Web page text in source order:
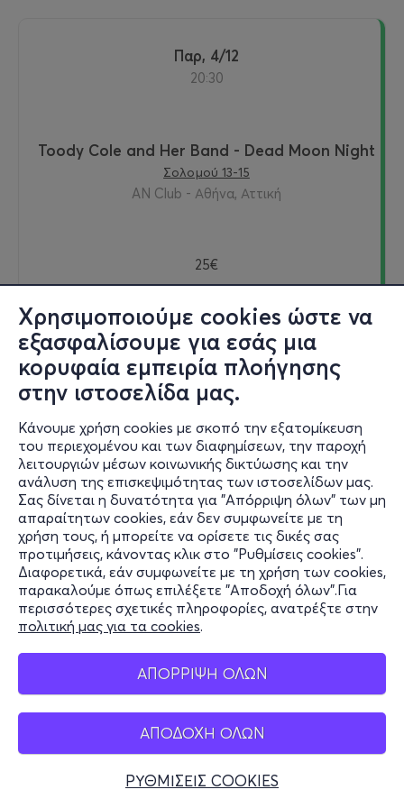
Χρησιμοποιούμε cookies ώστε να
εξασφαλίσουμε για εσάς μια
κορυφαία εμπειρία πλοήγησης
στην ιστοσελίδα μας.
Κάνουμε χρήση cookies με σκοπό την εξατομίκευση
του περιεχομένου και των διαφημίσεων, την παροχή
λειτουργιών μέσων κοινωνικής δικτύωσης και την
ανάλυση της επισκεψιμότητας των ιστοσελίδων μας.
Σας δίνεται η δυνατότητα για "Απόρριψη όλων" των μη
απαραίτητων cookies, εάν δεν συμφωνείτε με τη
χρήση τους, ή μπορείτε να ορίσετε τις δικές σας
προτιμήσεις, κάνοντας κλικ στο "Ρυθμίσεις cookies".
Διαφορετικά, εάν συμφωνείτε με τη χρήση των cookies,
παρακαλούμε όπως επιλέξετε "Αποδοχή όλων".Για
περισσότερες σχετικές πληροφορίες, ανατρέξτε στην
πολιτική μας για τα cookies.
ΑΠΟΡΡΙΨΗ ΟΛΩΝ
ΑΠΟΔΟΧΗ ΟΛΩΝ
ΡΥΘΜΙΣΕΙΣ COOKIES
Παρ, 4/12
20:30
Toody Cole and Her Band - Dead Moon Night
Σολομού 13-15
AN Club - Αθήνα, Αττική
25€
Εισιτήρια